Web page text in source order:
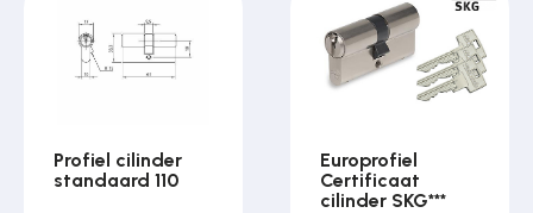
Profiel cilinder
standaard 110
Europrofiel
Certificaat
cilinder SKG***